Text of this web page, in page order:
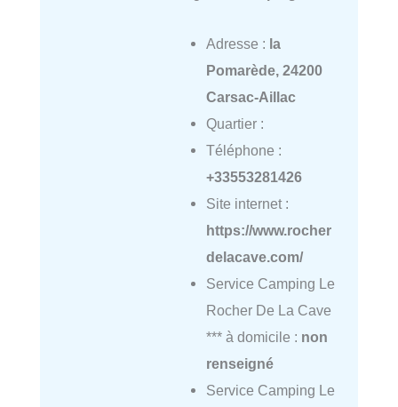
Adresse : la
Pomarède, 24200
Carsac-Aillac
Quartier :
Téléphone :
+33553281426
Site internet :
https://www.rocher
delacave.com/
Service Camping Le
Rocher De La Cave
*** à domicile : non
renseigné
Service Camping Le